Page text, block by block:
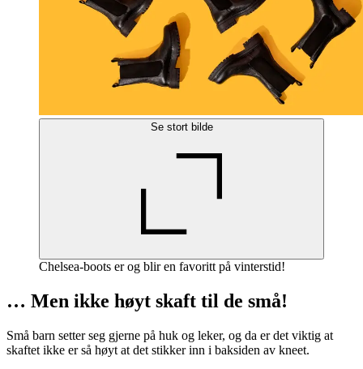
Se stort bilde
Chelsea-boots er og blir en favoritt på vinterstid!
… Men ikke høyt skaft til de små!
Små barn setter seg gjerne på huk og leker, og da er det viktig at
skaftet ikke er så høyt at det stikker inn i baksiden av kneet.